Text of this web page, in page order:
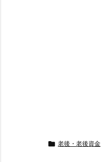
 老後・老後資金